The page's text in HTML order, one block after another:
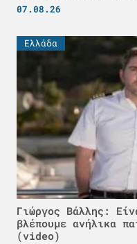
07.08.26
Ελλάδα
Γιώργος Βάλλης:
βλέπουμε ανήλικα
(video)